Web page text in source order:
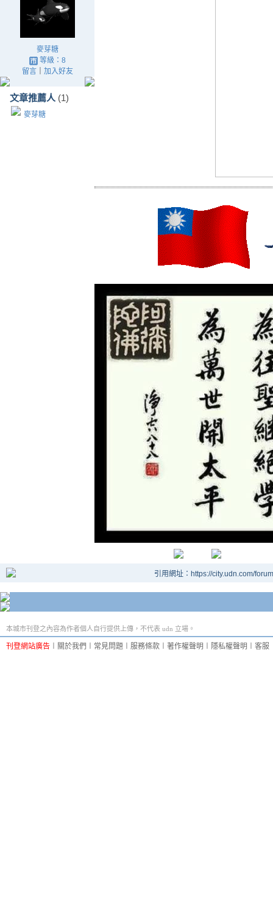
麥芽糖
等級：8
留言｜ 加入好友
文章推薦人 (1)
麥芽糖
引用網址：https://city.udn.com/
本城市刊登之內容為作者個人自行提供上傳，不代表 udn 立場。
刊登網站廣告 關於我們 常見問題 服務條款 著作權聲明 隱私權聲明 客服